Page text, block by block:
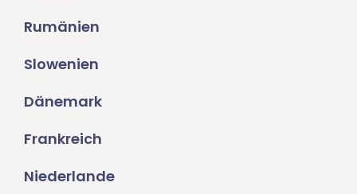
Rumänien
Slowenien
Dänemark
Frankreich
Niederlande